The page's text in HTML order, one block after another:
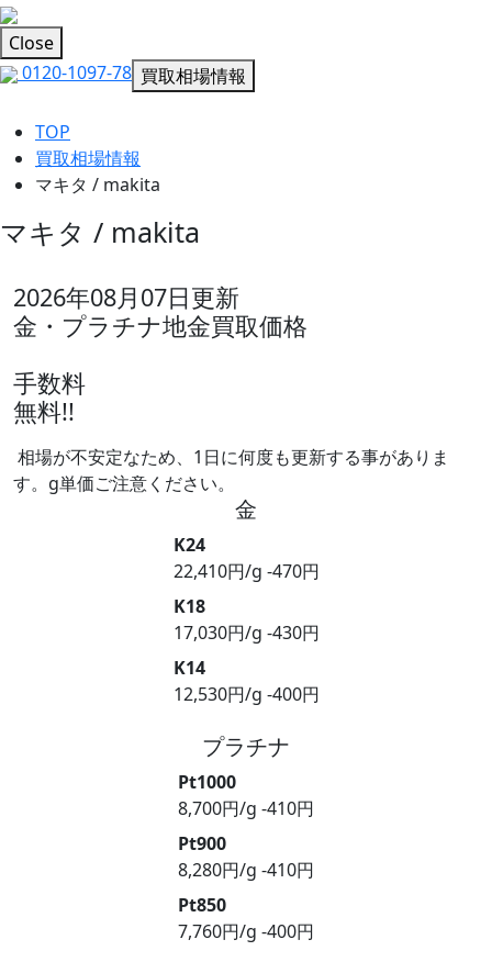
Close
0120-1097-78 買取相場情報
TOP
買取相場情報
マキタ / makita
マキタ / makita
2026年08月07日更新
金・プラチナ地金買取価格
手数料
無料!!
相場が不安定なため、1日に何度も更新する事がありま
す。g単価ご注意ください。
金
K24
22,410円/g -470円
K18
17,030円/g -430円
K14
12,530円/g -400円
プラチナ
Pt1000
8,700円/g -410円
Pt900
8,280円/g -410円
Pt850
7,760円/g -400円